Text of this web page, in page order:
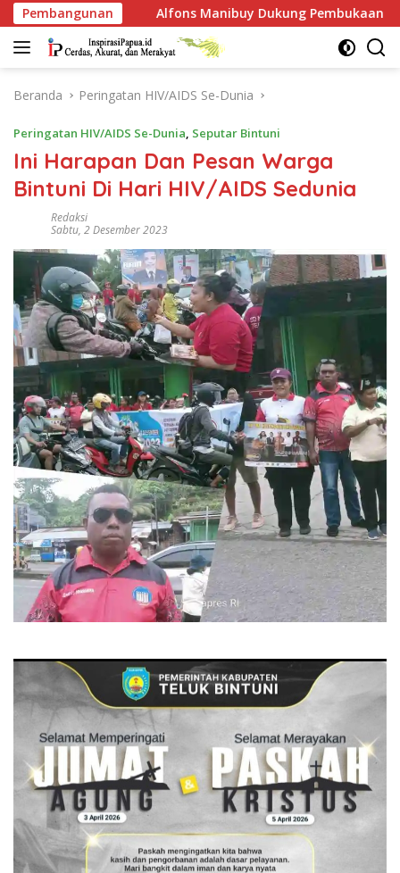
Langsung
ke
konten
Pembangunan
Manibuy Dukung Pembukaan Akses Kawasan BP, Warga
Beranda Peringatan HIV/AIDS Se-Dunia
Peringatan HIV/AIDS Se-Dunia, Seputar Bintuni
Ini Harapan Dan Pesan Warga
Bintuni Di Hari HIV/AIDS Sedunia
Redaksi
Sabtu, 2 Desember 2023